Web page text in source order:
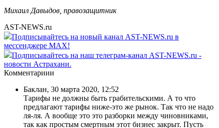
Михаил Давыдов, правозащитник
AST-NEWS.ru
Подписывайтесь на новый канал AST-NEWS.ru в
мессенджере MAX!
Подписывайтесь на наш телеграм-канал AST-NEWS.ru -
новости Астрахани.
Комментариии
Баклан, 30 марта 2020, 12:52
Тарифы не должны быть грабительскими. А то что
предлагают тарифы ниже-это же рынок. Так что не надо
ля-ля. А вообще это это разборки между чиновниками,
так как простым смертным этот бизнес закрыт. Пусть